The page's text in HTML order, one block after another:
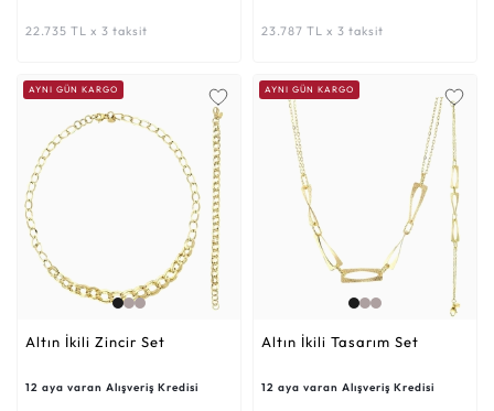
22.735 TL x 3 taksit 23.787 TL x 3 taksit
AYNI GÜN KARGO
Altın İkili Zincir Set
12 aya varan Alışveriş Kredisi
AYNI GÜN KARGO
Altın İkili Tasarım Set
12 aya varan Alışveriş Kredisi